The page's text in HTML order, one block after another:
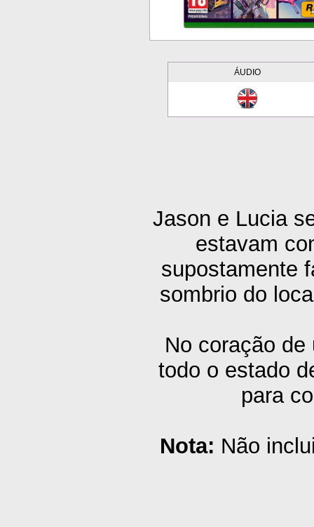
ÁUDIO
Jason e Lucia
estavam
supostamente
sombrio do
No coração
todo o estado
para
Nota: Não